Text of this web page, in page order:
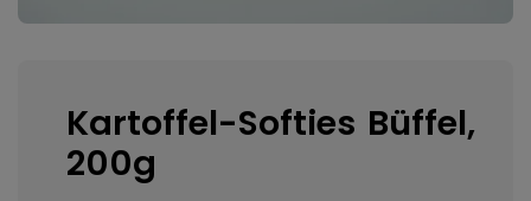
Kartoffel-Softies Büffel,
200g